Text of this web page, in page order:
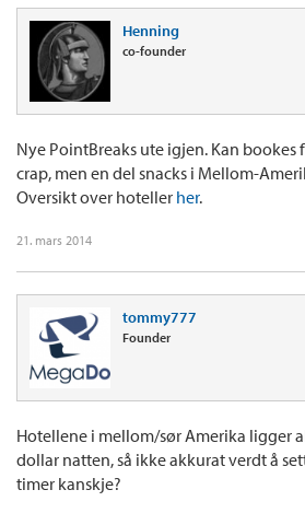
Henning
co-founder
Nye PointBreaks ute igjen. Kan bookes
crap, men en del snacks i Mellom-
Oversikt over hoteller her.
21. mars 2014
tommy777
Founder
Hotellene i mellom/sør Amerika ligger
dollar natten, så ikke akkurat verdt å
timer kanskje?